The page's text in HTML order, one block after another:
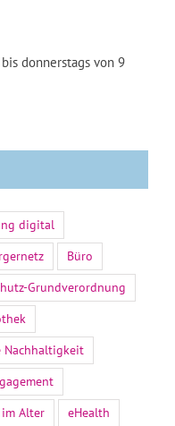
donnerstags von 9
digital
Büro
Grundverordnung
Nachhaltigkeit
Alter eHealth